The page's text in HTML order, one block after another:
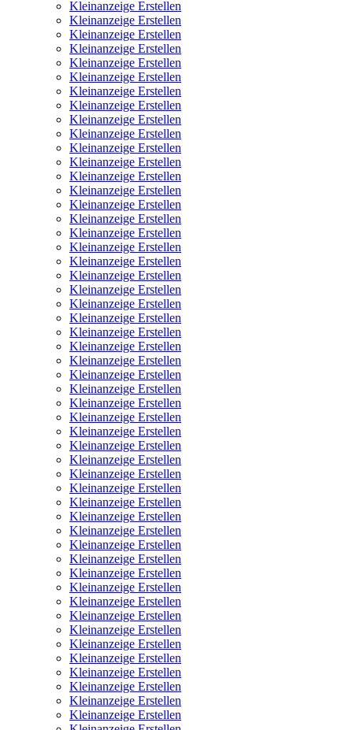
Kleinanzeige Erstellen
Kleinanzeige Erstellen
Kleinanzeige Erstellen
Kleinanzeige Erstellen
Kleinanzeige Erstellen
Kleinanzeige Erstellen
Kleinanzeige Erstellen
Kleinanzeige Erstellen
Kleinanzeige Erstellen
Kleinanzeige Erstellen
Kleinanzeige Erstellen
Kleinanzeige Erstellen
Kleinanzeige Erstellen
Kleinanzeige Erstellen
Kleinanzeige Erstellen
Kleinanzeige Erstellen
Kleinanzeige Erstellen
Kleinanzeige Erstellen
Kleinanzeige Erstellen
Kleinanzeige Erstellen
Kleinanzeige Erstellen
Kleinanzeige Erstellen
Kleinanzeige Erstellen
Kleinanzeige Erstellen
Kleinanzeige Erstellen
Kleinanzeige Erstellen
Kleinanzeige Erstellen
Kleinanzeige Erstellen
Kleinanzeige Erstellen
Kleinanzeige Erstellen
Kleinanzeige Erstellen
Kleinanzeige Erstellen
Kleinanzeige Erstellen
Kleinanzeige Erstellen
Kleinanzeige Erstellen
Kleinanzeige Erstellen
Kleinanzeige Erstellen
Kleinanzeige Erstellen
Kleinanzeige Erstellen
Kleinanzeige Erstellen
Kleinanzeige Erstellen
Kleinanzeige Erstellen
Kleinanzeige Erstellen
Kleinanzeige Erstellen
Kleinanzeige Erstellen
Kleinanzeige Erstellen
Kleinanzeige Erstellen
Kleinanzeige Erstellen
Kleinanzeige Erstellen
Kleinanzeige Erstellen
Kleinanzeige Erstellen